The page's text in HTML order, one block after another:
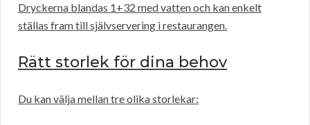
Dryckerna blandas 1+32 med vatten och kan enkelt
ställas fram till självservering i restaurangen.
Rätt storlek för dina behov
Du kan välja mellan tre olika storlekar: